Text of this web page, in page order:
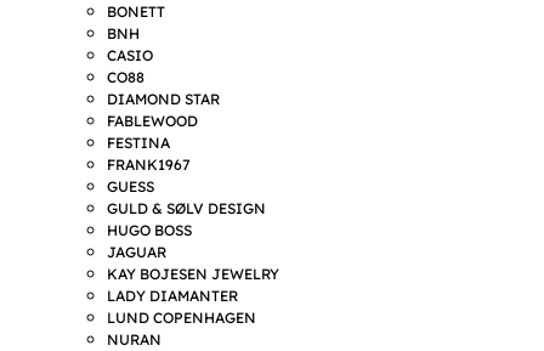
BONETT
BNH
CASIO
CO88
DIAMOND STAR
FABLEWOOD
FESTINA
FRANK1967
GUESS
GULD & SØLV DESIGN
HUGO BOSS
JAGUAR
KAY BOJESEN JEWELRY
LADY DIAMANTER
LUND COPENHAGEN
NURAN